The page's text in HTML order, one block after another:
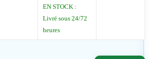
EN STOCK :
Livré sous 24/72
heures